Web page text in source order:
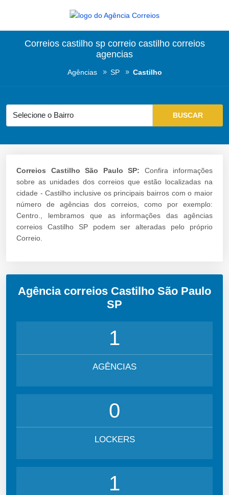
Correios castilho sp correio castilho correios
agencias
Agências SP Castilho
Correios Castilho São Paulo SP: Confira informações
sobre as unidades dos correios que estão localizadas na
cidade - Castilho inclusive os principais bairros com o maior
número de agências dos correios, como por exemplo:
Centro., lembramos que as informações das agências
correios Castilho SP podem ser alteradas pelo próprio
Correio.
Agência correios Castilho São Paulo
SP
1
AGÊNCIAS
0
LOCKERS
1